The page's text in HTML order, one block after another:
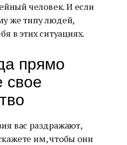
человек. И если
же типу людей,
в этих ситуациях.
прямо
свое
вас раздражают,
им, чтобы они